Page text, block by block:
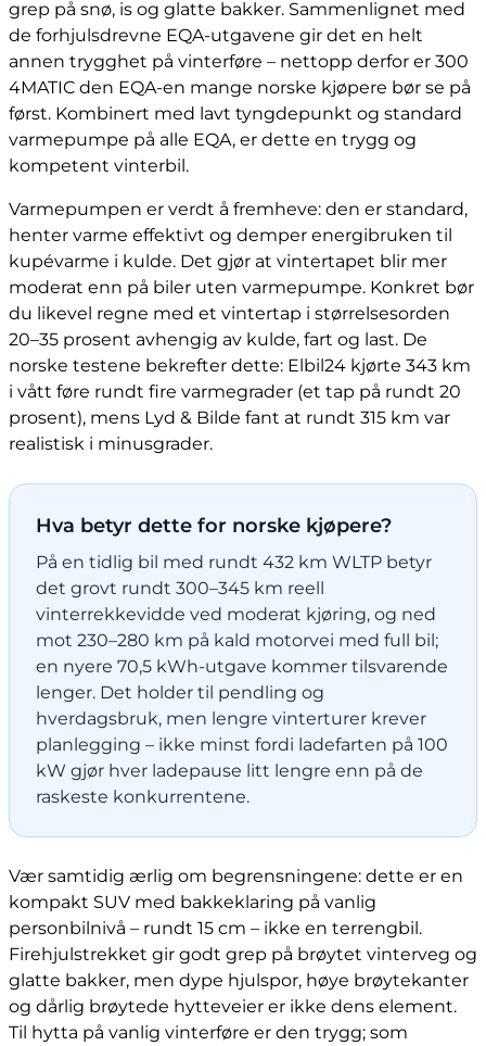
grep på snø, is og glatte bakker. Sammenlignet med
de forhjulsdrevne EQA-utgavene gir det en helt
annen trygghet på vinterføre – nettopp derfor er 300
4MATIC den EQA-en mange norske kjøpere bør se på
først. Kombinert med lavt tyngdepunkt og standard
varmepumpe på alle EQA, er dette en trygg og
kompetent vinterbil.
Varmepumpen er verdt å fremheve: den er standard,
henter varme effektivt og demper energibruken til
kupévarme i kulde. Det gjør at vintertapet blir mer
moderat enn på biler uten varmepumpe. Konkret bør
du likevel regne med et vintertap i størrelsesorden
20–35 prosent avhengig av kulde, fart og last. De
norske testene bekrefter dette: Elbil24 kjørte 343 km
i vått føre rundt fire varmegrader (et tap på rundt 20
prosent), mens Lyd & Bilde fant at rundt 315 km var
realistisk i minusgrader.
Hva betyr dette for norske kjøpere?
På en tidlig bil med rundt 432 km WLTP betyr
det grovt rundt 300–345 km reell
vinterrekkevidde ved moderat kjøring, og ned
mot 230–280 km på kald motorvei med full bil;
en nyere 70,5 kWh-utgave kommer tilsvarende
lenger. Det holder til pendling og
hverdagsbruk, men lengre vinterturer krever
planlegging – ikke minst fordi ladefarten på 100
kW gjør hver ladepause litt lengre enn på de
raskeste konkurrentene.
Vær samtidig ærlig om begrensningene: dette er en
kompakt SUV med bakkeklaring på vanlig
personbilnivå – rundt 15 cm – ikke en terrengbil.
Firehjulstrekket gir godt grep på brøytet vinterveg og
glatte bakker, men dype hjulspor, høye brøytekanter
og dårlig brøytede hytteveier er ikke dens element.
Til hytta på vanlig vinterføre er den trygg; som